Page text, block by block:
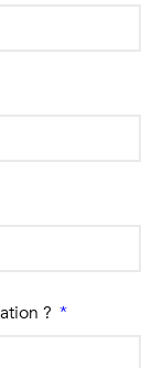
?